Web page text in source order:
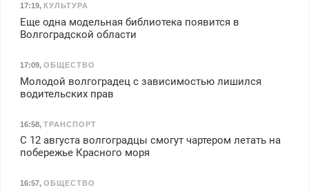
17:19, КУЛЬТУРА
Еще одна модельная библиотека появится в
Волгоградской области
17:09, ОБЩЕСТВО
Молодой волгоградец с зависимостью лишился
водительских прав
16:58, ТРАНСПОРТ
С 12 августа волгоградцы смогут чартером летать на
побережье Красного моря
16:57, ОБЩЕСТВО